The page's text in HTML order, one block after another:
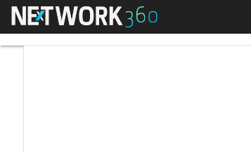
Menu